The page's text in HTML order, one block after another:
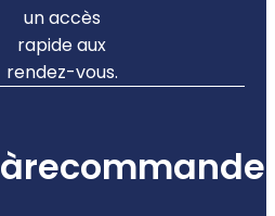
un accès
rapide aux
rendez-vous.
à